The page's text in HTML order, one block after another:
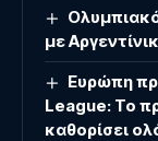
με
Ευρώπη
League: Το
καθορίσει